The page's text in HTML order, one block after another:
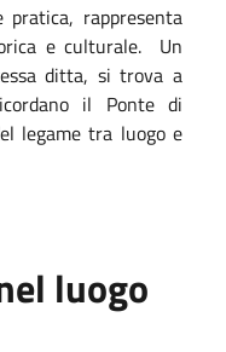
rappresenta
e culturale.
Un
ditta, si trova a
il Ponte di
legame tra luogo e
luogo